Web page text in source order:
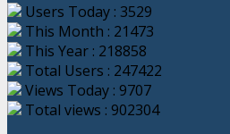
Users Today : 3529
This Month : 21473
This Year : 218858
Total Users : 247422
Views Today : 9707
Total views : 902304